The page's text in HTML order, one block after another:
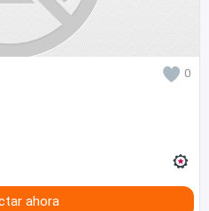
0
ahora